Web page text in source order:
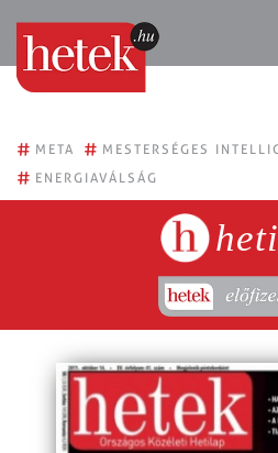
# META # MESTERSÉGES
# ENERGIAVÁLSÁG